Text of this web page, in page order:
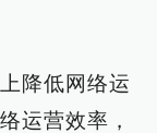
降低网络运
运营效率，